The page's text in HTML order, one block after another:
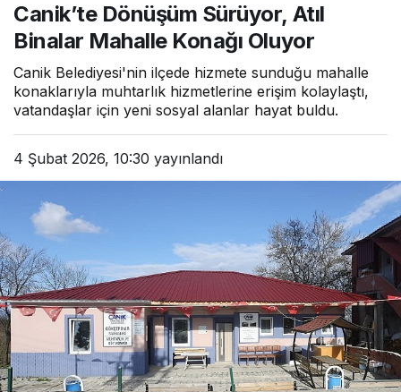
Mahalle Konağı Oluyor
Canik’te Dönüşüm Sürüyor, Atıl
Binalar Mahalle Konağı Oluyor
Canik Belediyesi'nin ilçede hizmete sunduğu mahalle
konaklarıyla muhtarlık hizmetlerine erişim kolaylaştı,
vatandaşlar için yeni sosyal alanlar hayat buldu.
4 Şubat 2026, 10:30 yayınlandı